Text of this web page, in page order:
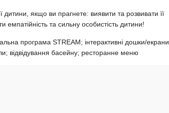
якщо ви прагнете: виявити та розвивати її
емпатійність та сильну особистість дитини!
програма STREAM; інтерактивні дошки/екрани
відвідування басейну; ресторанне меню